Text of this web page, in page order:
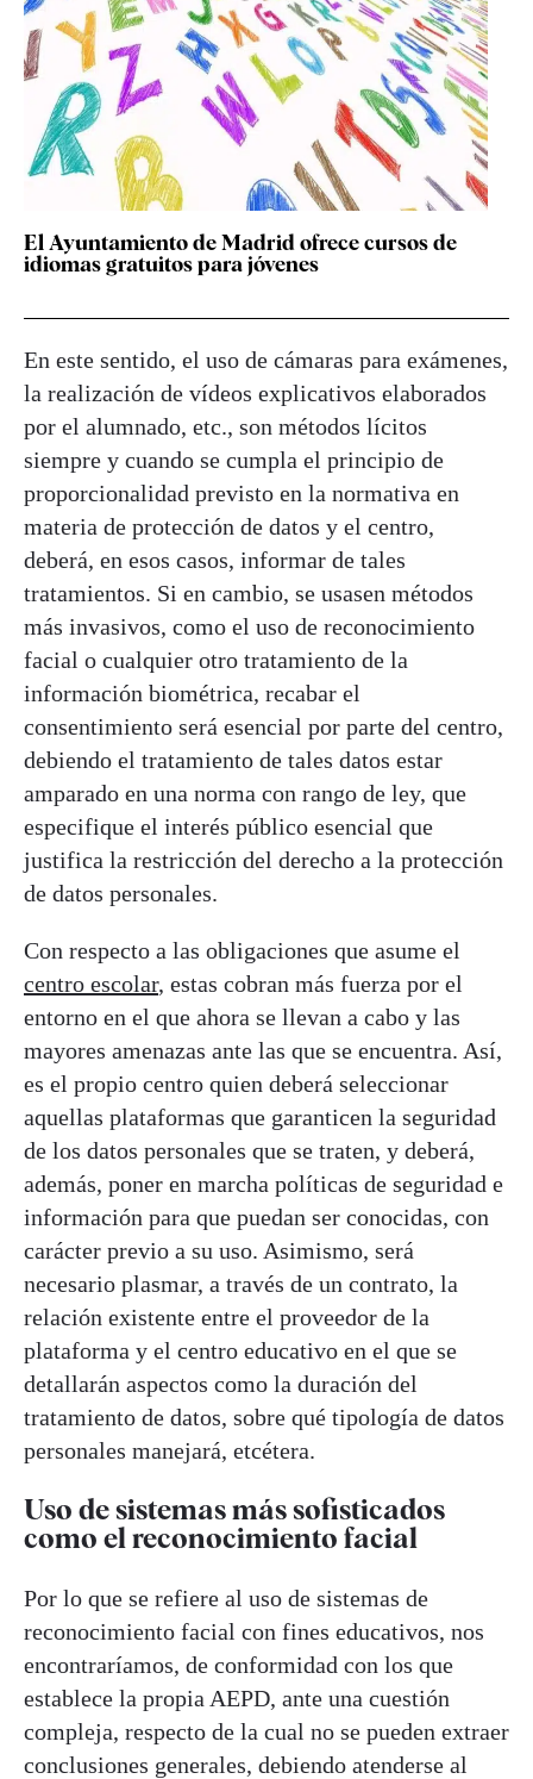
El Ayuntamiento de Madrid ofrece cursos de
idiomas gratuitos para jóvenes
En este sentido, el uso de cámaras para exámenes,
la realización de vídeos explicativos elaborados
por el alumnado, etc., son métodos lícitos
siempre y cuando se cumpla el principio de
proporcionalidad previsto en la normativa en
materia de protección de datos y el centro,
deberá, en esos casos, informar de tales
tratamientos. Si en cambio, se usasen métodos
más invasivos, como el uso de reconocimiento
facial o cualquier otro tratamiento de la
información biométrica, recabar el
consentimiento será esencial por parte del centro,
debiendo el tratamiento de tales datos estar
amparado en una norma con rango de ley, que
especifique el interés público esencial que
justifica la restricción del derecho a la protección
de datos personales.
Con respecto a las obligaciones que asume el
centro escolar, estas cobran más fuerza por el
entorno en el que ahora se llevan a cabo y las
mayores amenazas ante las que se encuentra. Así,
es el propio centro quien deberá seleccionar
aquellas plataformas que garanticen la seguridad
de los datos personales que se traten, y deberá,
además, poner en marcha políticas de seguridad e
información para que puedan ser conocidas, con
carácter previo a su uso. Asimismo, será
necesario plasmar, a través de un contrato, la
relación existente entre el proveedor de la
plataforma y el centro educativo en el que se
detallarán aspectos como la duración del
tratamiento de datos, sobre qué tipología de datos
personales manejará, etcétera.
Uso de sistemas más sofisticados
como el reconocimiento facial
Por lo que se refiere al uso de sistemas de
reconocimiento facial con fines educativos, nos
encontraríamos, de conformidad con los que
establece la propia AEPD, ante una cuestión
compleja, respecto de la cual no se pueden extraer
conclusiones generales, debiendo atenderse al